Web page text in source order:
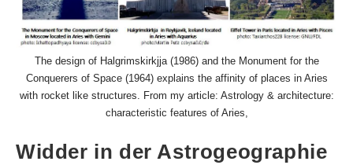
The design of Halgrimskirkjja (1986) and the Monument for the
Conquerers of Space (1964) explains the affinity of places in Aries
with rocket like structures. From my article: Astrology & architecture:
characteristic features of Aries,
Widder in der Astrogeographie